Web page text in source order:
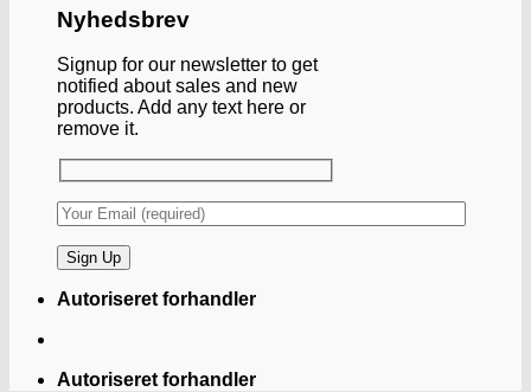
Nyhedsbrev
Signup for our newsletter to get
notified about sales and new
products. Add any text here or
remove it.
Autoriseret forhandler
Autoriseret forhandler